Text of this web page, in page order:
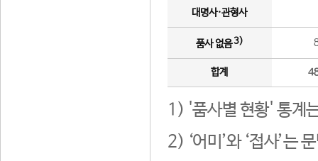
대명사·관형사
품사 없음3)
합계
1) '품사별 현황' 통계
2) ‘어미’와 ‘접사’는